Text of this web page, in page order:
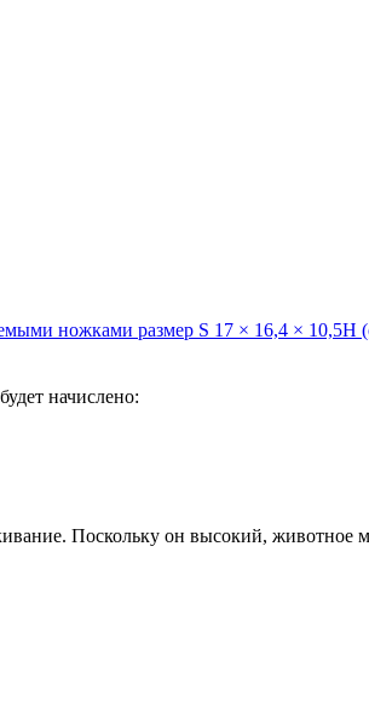
ножками размер S 17 × 16,4 × 10,5H
начислено:
Поскольку он высокий, животное